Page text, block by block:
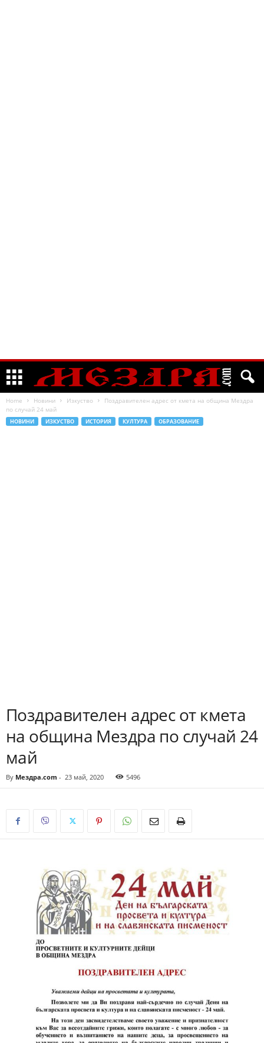
Home Новини Изкуство
Поздравителен адрес от кмета на община Мездра
по случай 24 май
НОВИНИ ИЗКУСТВО ИСТОРИЯ КУЛТУРА ОБРАЗОВАНИЕ
Поздравителен адрес от кмета
на община Мездра по случай 24
май
By Мездра.com - 23 май, 2020 5496